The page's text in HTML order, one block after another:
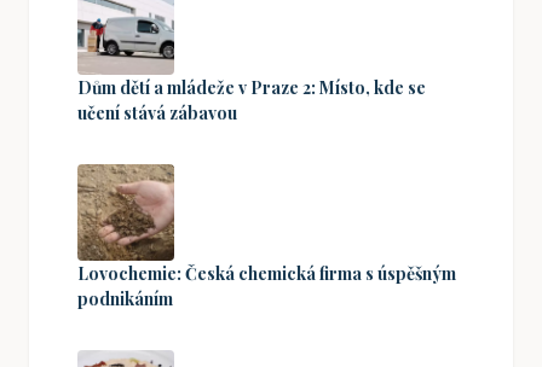
Dům dětí a mládeže v Praze 2: Místo, kde se
učení stává zábavou
Lovochemie: Česká chemická firma s úspěšným
podnikáním